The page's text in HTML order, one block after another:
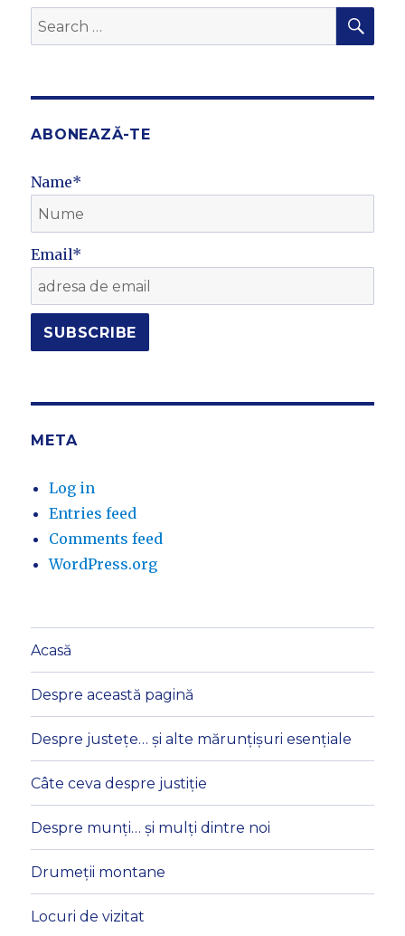
Search
for:
ABONEAZĂ-TE
Name*
Email*
META
Log in
Entries feed
Comments feed
WordPress.org
Acasă
Despre această pagină
Despre justețe… și alte mărunțișuri esențiale
Câte ceva despre justiție
Despre munți… și mulți dintre noi
Drumeții montane
Locuri de vizitat